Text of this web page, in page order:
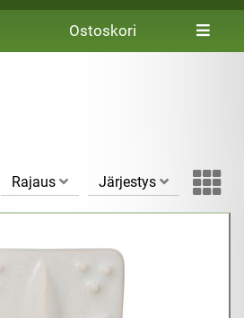
Ostoskori
Rajaus Järjestys